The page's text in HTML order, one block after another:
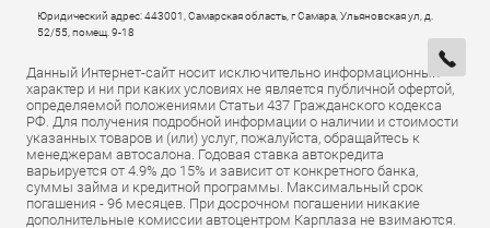
Юридический адрес: 443001, Самарская область, г Самара, Ульяновская ул, д.
52/55, помещ. 9-18
Данный Интернет-сайт носит исключительно информационный
характер и ни при каких условиях не является публичной офертой,
определяемой положениями Статьи 437 Гражданского кодекса
РФ. Для получения подробной информации о наличии и стоимости
указанных товаров и (или) услуг, пожалуйста, обращайтесь к
менеджерам автосалона. Годовая ставка автокредита
варьируется от 4.9% до 15% и зависит от конкретного банка,
суммы займа и кредитной программы. Максимальный срок
погашения - 96 месяцев. При досрочном погашении никакие
дополнительные комиссии автоцентром Карплаза не взимаются.